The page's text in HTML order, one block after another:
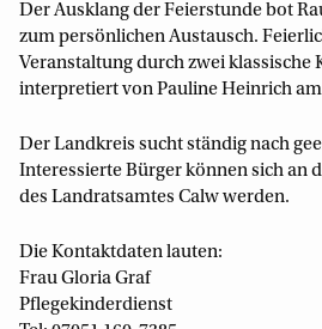
Der Ausklang der Feierstunde bot
zum persönlichen Austausch.
Veranstaltung durch zwei klassische
interpretiert von Pauline Heinrich
Der Landkreis sucht ständig nach
Interessierte Bürger können sich an
des Landratsamtes Calw werden.
Die Kontaktdaten lauten:
Frau Gloria Graf
Pflegekinderdienst